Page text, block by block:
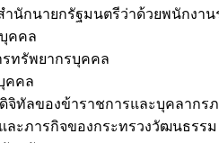
นักนายกรัฐมนตรีว่าด้วยพนักงาน
คคล
รทรัพยากรบุคคล
คคล
ทัลของข้าราชการและบุคลากร
ละภารกิจของกระทรวงวัฒนธรรม